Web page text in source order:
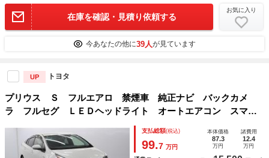
在庫を確認・見積り依頼する
お気に入り
今あなたの他に39人が見ています
UP トヨタ
プリウス Ｓ フルエアロ 禁煙車 純正ナビ バックカメ
ラ フルセグ ＬＥＤヘッドライト オートエアコン スマー
トエントリーシステム ＣＤ／ＤＶＤ Ｂｌｕｅｔｏｏｔｈ
電動格納ミラー オートライト ＥＴＣ
支払総額(税込)
99.7 万円
本体価格
87.3
万円
諸費用
12.4
万円